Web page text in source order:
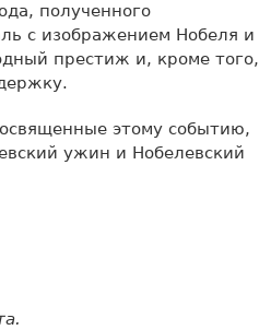
полученного
с изображением Нобеля и
престиж и, кроме того,
этому событию,
ужин и Нобелевский